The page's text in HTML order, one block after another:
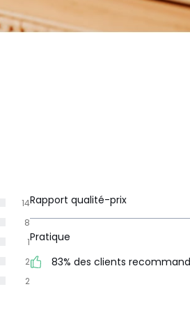
2
2
1
8
14Rapport qualité-prix
Pratique
83% des clients